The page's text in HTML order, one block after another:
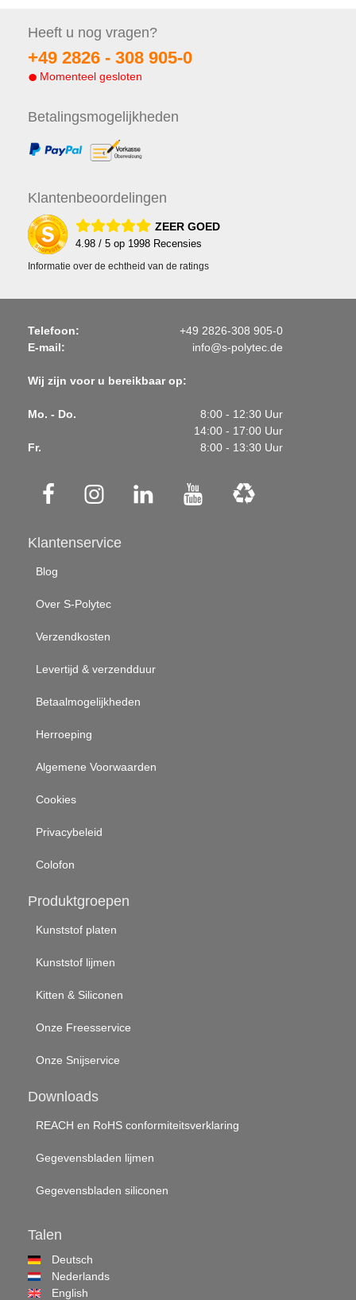
Heeft u nog vragen?
+49 2826 - 308 905-0
Momenteel gesloten
Betalingsmogelijkheden
Klantenbeoordelingen
ZEER GOED
4.98 / 5 op 1998 Recensies
Informatie over de echtheid van de ratings
Telefoon:
+49 2826-308 905-0
E-mail:
info@s-polytec.de
Wij zijn voor u bereikbaar op:
Mo. - Do.
8:00 - 12:30 Uur
14:00 - 17:00 Uur
Fr.
8:00 - 13:30 Uur
Klantenservice
Blog
Over S-Polytec
Verzendkosten
Levertijd & verzendduur
Betaalmogelijkheden
Herroeping
Algemene Voorwaarden
Cookies
Privacybeleid
Colofon
Produktgroepen
Kunststof platen
Kunststof lijmen
Kitten & Siliconen
Onze Freesservice
Onze Snijservice
Downloads
REACH en RoHS conformiteitsverklaring
Gegevensbladen lijmen
Gegevensbladen siliconen
Talen
Deutsch
Nederlands
English